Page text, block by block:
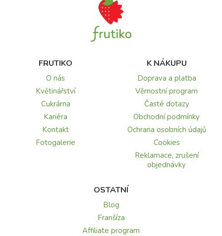
FRUTIKO
O nás
Květinářství
Cukrárna
Kariéra
Kontakt
Fotogalerie
K NÁKUPU
Doprava a platba
Věrnostní program
Časté dotazy
Obchodní podmínky
Ochrana osobních údajů
Cookies
Reklamace, zrušení
objednávky
OSTATNÍ
Blog
Franšíza
Affiliate program